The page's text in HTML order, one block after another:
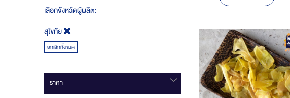
เลือกจังหวัดผู้ผลิต
สุโขทัย
ยกเลิกทั้งหมด
ราคา